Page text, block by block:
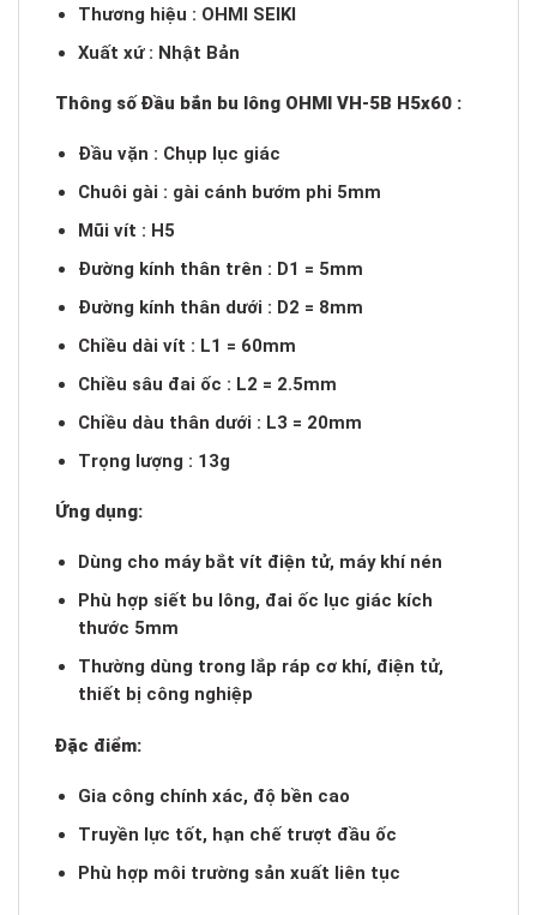
Thương hiệu : OHMI SEIKI
Xuất xứ : Nhật Bản
Thông số Đầu bắn bu lông OHMI VH-5B H5x60 :
Đầu vặn : Chụp lục giác
Chuôi gài : gài cánh bướm phi 5mm
Mũi vít : H5
Đường kính thân trên : D1 = 5mm
Đường kính thân dưới : D2 = 8mm
Chiều dài vít : L1 = 60mm
Chiều sâu đai ốc : L2 = 2.5mm
Chiều dàu thân dưới : L3 = 20mm
Trọng lượng : 13g
Ứng dụng:
Dùng cho máy bắt vít điện tử, máy khí nén
Phù hợp siết bu lông, đai ốc lục giác kích
thước 5mm
Thường dùng trong lắp ráp cơ khí, điện tử,
thiết bị công nghiệp
Đặc điểm:
Gia công chính xác, độ bền cao
Truyền lực tốt, hạn chế trượt đầu ốc
Phù hợp môi trường sản xuất liên tục